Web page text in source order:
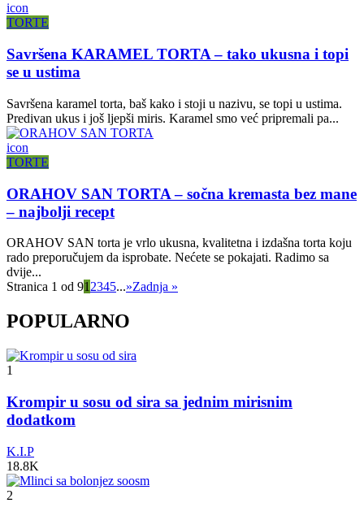
icon
TORTE
Savršena KARAMEL TORTA – tako ukusna i topi
se u ustima
Savršena karamel torta, baš kako i stoji u nazivu, se topi u ustima.
Predivan ukus i još ljepši miris. Karamel smo već pripremali pa...
icon
TORTE
ORAHOV SAN TORTA – sočna kremasta bez mane
– najbolji recept
ORAHOV SAN torta je vrlo ukusna, kvalitetna i izdašna torta koju
rado preporučujem da isprobate. Nećete se pokajati. Radimo sa
dvije...
Stranica 1 od 91 2345...»Zadnja »
POPULARNO
1
Krompir u sosu od sira sa jednim mirisnim
dodatkom
K.I.P
18.8K
2